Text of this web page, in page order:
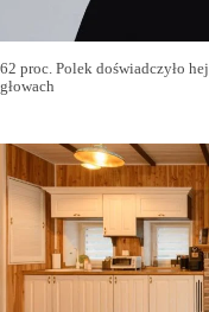
62 proc. Polek doświadczyło
głowach